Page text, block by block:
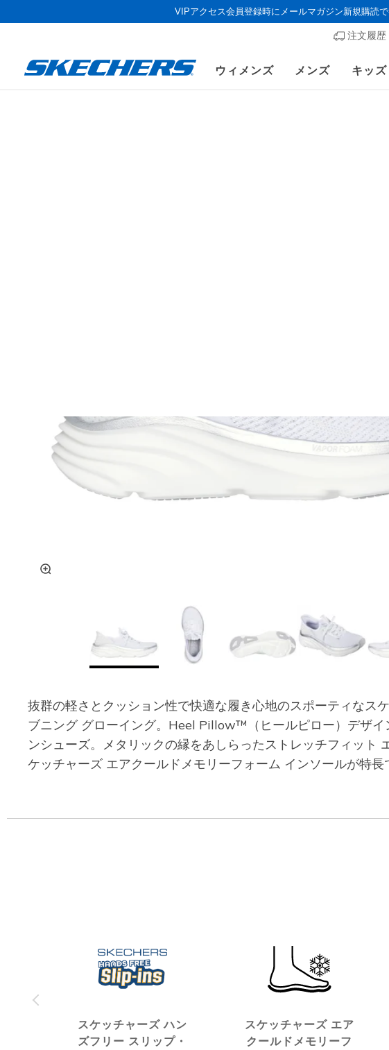
VIPアクセス会員登録時にメールマガジン新規購読
注文履歴
ウィメンズ メンズ キッズ
抜群の軽さとクッション性で快適な履き心地のスポーティなス
ブニング グローイング。Heel Pillow™（ヒールピロー）デザ
ンシューズ。メタリックの縁をあしらったストレッチフィット
ケッチャーズ エアクールドメモリーフォーム インソールが特長
スケッチャーズ ハン
ズフリー スリップ・
スケッチャーズ エア
クールドメモリーフ